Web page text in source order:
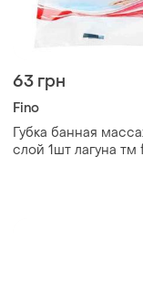
63 грн
Fino
Губка банная
слой 1шт лагуна тм